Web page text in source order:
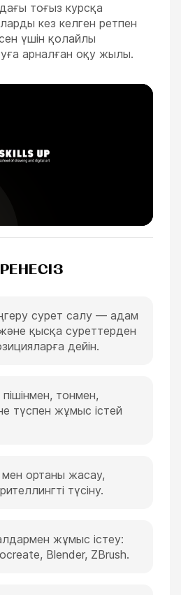
тоғыз курсқа
кез келген ретпен
үшін қолайлы
арналған оқу жылы.
сурет салу — адам
қысқа суреттерден
дейін.
тонмен,
түспен жұмыс істей
ортаны жасау,
түсіну.
жұмыс істеу:
Blender, ZBrush.